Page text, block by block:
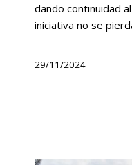
dando continuidad
iniciativa no se
29/11/2024